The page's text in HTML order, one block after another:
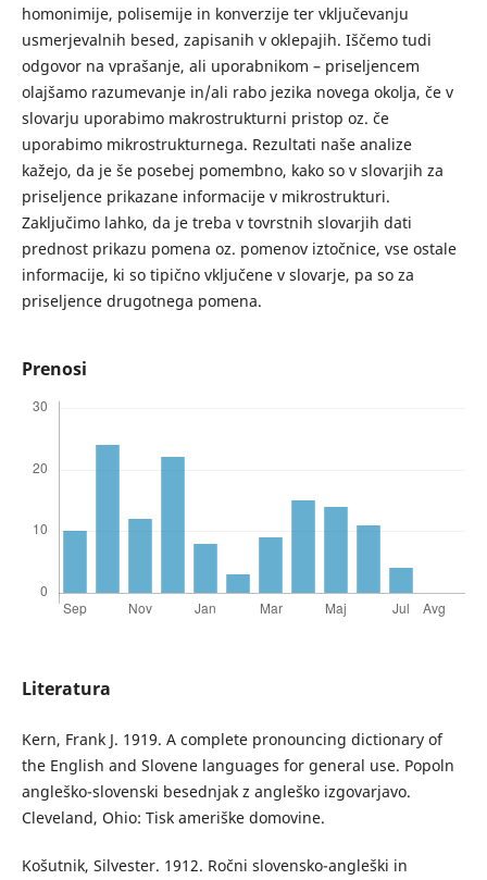
homonimije, polisemije in konverzije ter vključevanju
usmerjevalnih besed, zapisanih v oklepajih. Iščemo tudi
odgovor na vprašanje, ali uporabnikom – priseljencem
olajšamo razumevanje in/ali rabo jezika novega okolja, če v
slovarju uporabimo makrostrukturni pristop oz. če
uporabimo mikrostrukturnega. Rezultati naše analize
kažejo, da je še posebej pomembno, kako so v slovarjih za
priseljence prikazane informacije v mikrostrukturi.
Zaključimo lahko, da je treba v tovrstnih slovarjih dati
prednost prikazu pomena oz. pomenov iztočnice, vse ostale
informacije, ki so tipično vključene v slovarje, pa so za
priseljence drugotnega pomena.
Prenosi
Literatura
Kern, Frank J. 1919. A complete pronouncing dictionary of
the English and Slovene languages for general use. Popoln
angleško-slovenski besednjak z angleško izgovarjavo.
Cleveland, Ohio: Tisk ameriške domovine.
Košutnik, Silvester. 1912. Ročni slovensko-angleški in